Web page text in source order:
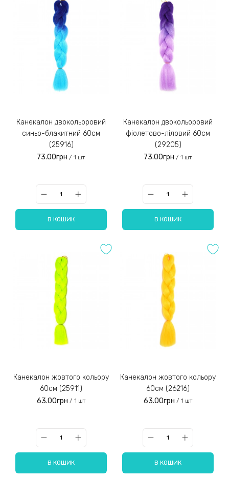
Канекалон двокольоровий
синьо-блакитний 60см
(25916)
73.00грн / 1 шт
В КОШИК
Канекалон двокольоровий
фіолетово-ліловий 60см
(29205)
73.00грн / 1 шт
В КОШИК
Канекалон жовтого кольору
60см (25911)
63.00грн / 1 шт
В КОШИК
Канекалон жовтого кольору
60см (26216)
63.00грн / 1 шт
В КОШИК